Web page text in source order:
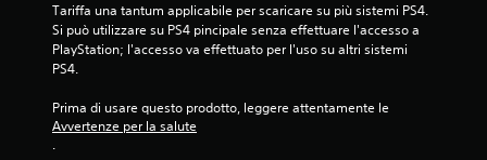
Tariffa una tantum applicabile per scaricare su più sistemi PS4.
Si può utilizzare su PS4 pincipale senza effettuare l'accesso a
PlayStation; l'accesso va effettuato per l'uso su altri sistemi
PS4.
Prima di usare questo prodotto, leggere attentamente le
Avvertenze per la salute
.